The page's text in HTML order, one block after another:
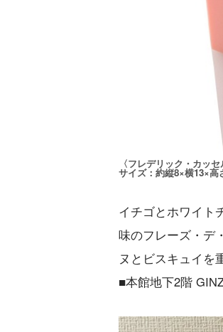
〈フレデリック・カッ
サイズ：約縦8×横13×高
イチゴとホワイト
味のフレーズ・デ
ヌとビスキュイを
■本館地下2階